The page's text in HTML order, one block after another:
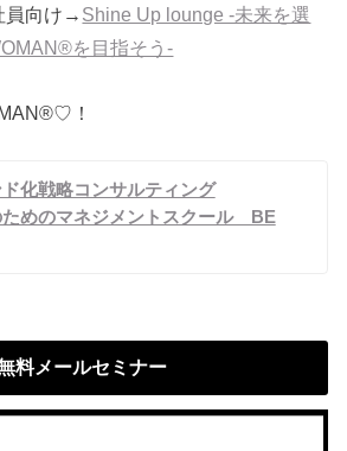
員向け→ Shine Up lounge -未来を選
を目指そう‐
！
化戦略コンサルティング
ためのマネジメントスクール BE
料メールセミナー